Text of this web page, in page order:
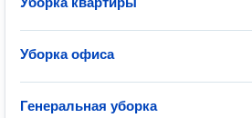
Уборка офиса
Генеральная уборка